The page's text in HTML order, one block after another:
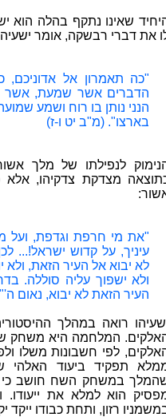
שאינו נתקף בהלה הוא
את דברי רבשקה, אומר
"כה תאמרון אל
הדברים אשר שמעת, אשר
הנני נותן בו רוח ושמע
בארצו". (מ"ב יט ו-ז)
לנפילתו של מלך
מצדקת צדקיהו,
"את מי חרפת וגדפת, ועל
עיניך, על קדוש ישראל!...
לא יבוא אל העיר הזאת, ולא
ולא ישפוך עליה סוללה.
העיר הזאת לא יבוא, נאום
רואה במהלך
המלחמה היא משחק
לפי חשבונות משלו
תפקיד ביעוד האלהי
במשחק השח חושב כי
הוא למלא את ייעודו.
רזון, ותחת כבודו ייקד